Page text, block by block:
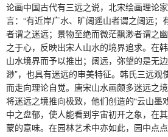
论画中国古代有三远之说，北宋绘画理论
言：“有近岸广水、旷阔遥山者谓之阔远；
者谓之迷远；景物至绝而微茫飘渺者谓之
之于心，反映出宋人山水的境界追求。在
山水境界而予以推出；阔远，弥望的是无
渺”，也具有迷远的审美特征。韩氏三远观
而走向理论自觉。唐宋山水画颇多迷远之
将迷远之境推向极致，他们创造的“云山墨
中之盘郁，使人能看到宇宙初开之象，在
蒙的意味。在园林艺术中亦如此，园中点